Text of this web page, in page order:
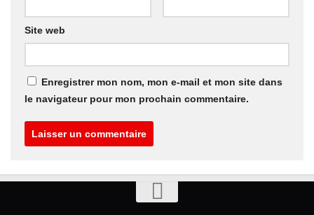
Site web
Enregistrer mon nom, mon e-mail et mon site dans
le navigateur pour mon prochain commentaire.